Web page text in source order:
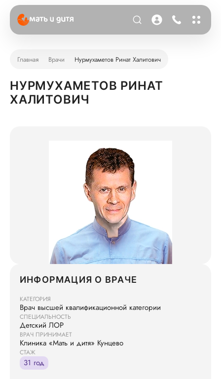
Главная Врачи Нурмухаметов Ринат Халитович
НУРМУХАМЕТОВ РИНАТ
ХАЛИТОВИЧ
ИНФОРМАЦИЯ О ВРАЧЕ
КАТЕГОРИЯ
Врач высшей квалификационной категории
СПЕЦИАЛЬНОСТЬ
Детский ЛОР
ВРАЧ ПРИНИМАЕТ
Клиника «Мать и дитя» Кунцево
СТАЖ
31 год